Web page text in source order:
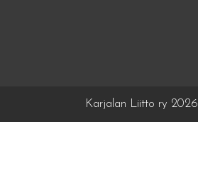
Karjalan Liitto ry 2026